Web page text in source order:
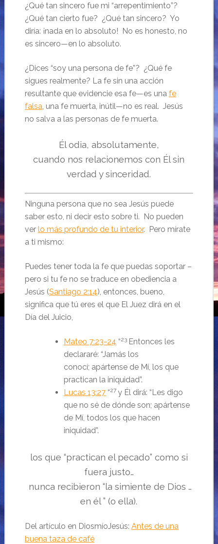
¿Qué tan sincero fue mi “arrepentimiento”?
¿Qué tan cierto fue? ¿Qué tan sincero? Yo
diría: ¡nada en lo absoluto! No es honesto, no
es sincero—en lo absoluto.
¿Dices “soy una persona de fe”? ¿Qué fe
sigues realmente? La fe sin una acción
resultante que evidencie esa fe—es una fe
falsa, una fe muerta, inútil—no es real. Jesús
no salva a las personas de fe muerta.
Él odia, absolutamente,
cuando nos relacionemos con Él sin
verdad y sinceridad.
Ninguna persona que no sea Jesús puede
saber esto, ni decir esto sobre ti. No pueden
ver lo más profundo de tu interior. Pero mírate
a ti mismo:
Puedes tener toda la fe que puedas soportar –
pero si tu fe no se traduce en obediencia a
Jesús (Santiago 2:14), entonces, bueno,
significa que tú eres el que El Juez dirá en el
Día del Juicio,
Mateo 7:23-24 “23 Entonces les
declararé: “Jamás los
conocí; apártense de Mí, los que
practican la iniquidad”.
Lucas 13:27“27 y Él dirá: “Les digo
que no sé de dónde son; apártense
de Mí, todos los que hacen
iniquidad”.
los que “practican el pecado” como si
fuera justo…
nunca recibieron “la simiente de Dios …
en él ” (o ella).
Del artículo en DiosmíoJesús: Antes de una
buena taza de café